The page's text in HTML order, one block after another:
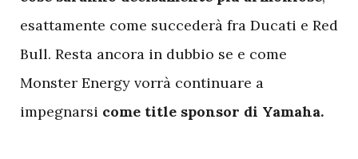
esattamente come succederà fra Ducati e Red
Bull. Resta ancora in dubbio se e come
Monster Energy vorrà continuare a
impegnarsi come title sponsor di Yamaha.